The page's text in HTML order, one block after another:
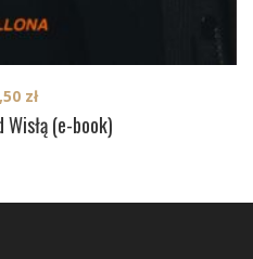
Wisłą (e-book)
zł